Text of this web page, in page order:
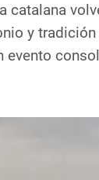
catalana
y
evento